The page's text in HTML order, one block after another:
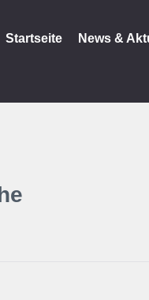
Startseite News &